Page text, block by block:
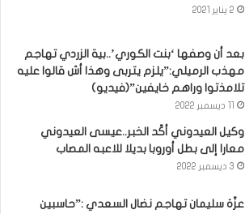
2 يناير 2021
بعد أن وصفها ‘بنت الكوري’..بية الزردي تهاجم
مهذب الرميلي:”يلزم يتربى وهذا أش قالوا عليه
تلامذتوا وراهم خايفين”(فيديو)
وكيل العيدوني أكّد الخبر..عيسى العيدوني
معارا إلى بطل أوروبا بديلا للاعبه المصاب
3 ديسمبر 2022
عزّة سليمان تهاجم نضال السعدي :”حاسبين